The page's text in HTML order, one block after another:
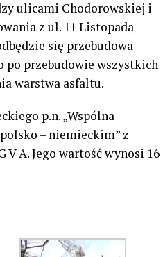
ulicami Chodorowskiej i
z ul. 11 Listopada
się przebudowa
po przebudowie wszystkich
warstwa asfaltu.
p.n. „Wspólna
– niemieckim” z
A. Jego wartość wynosi 16